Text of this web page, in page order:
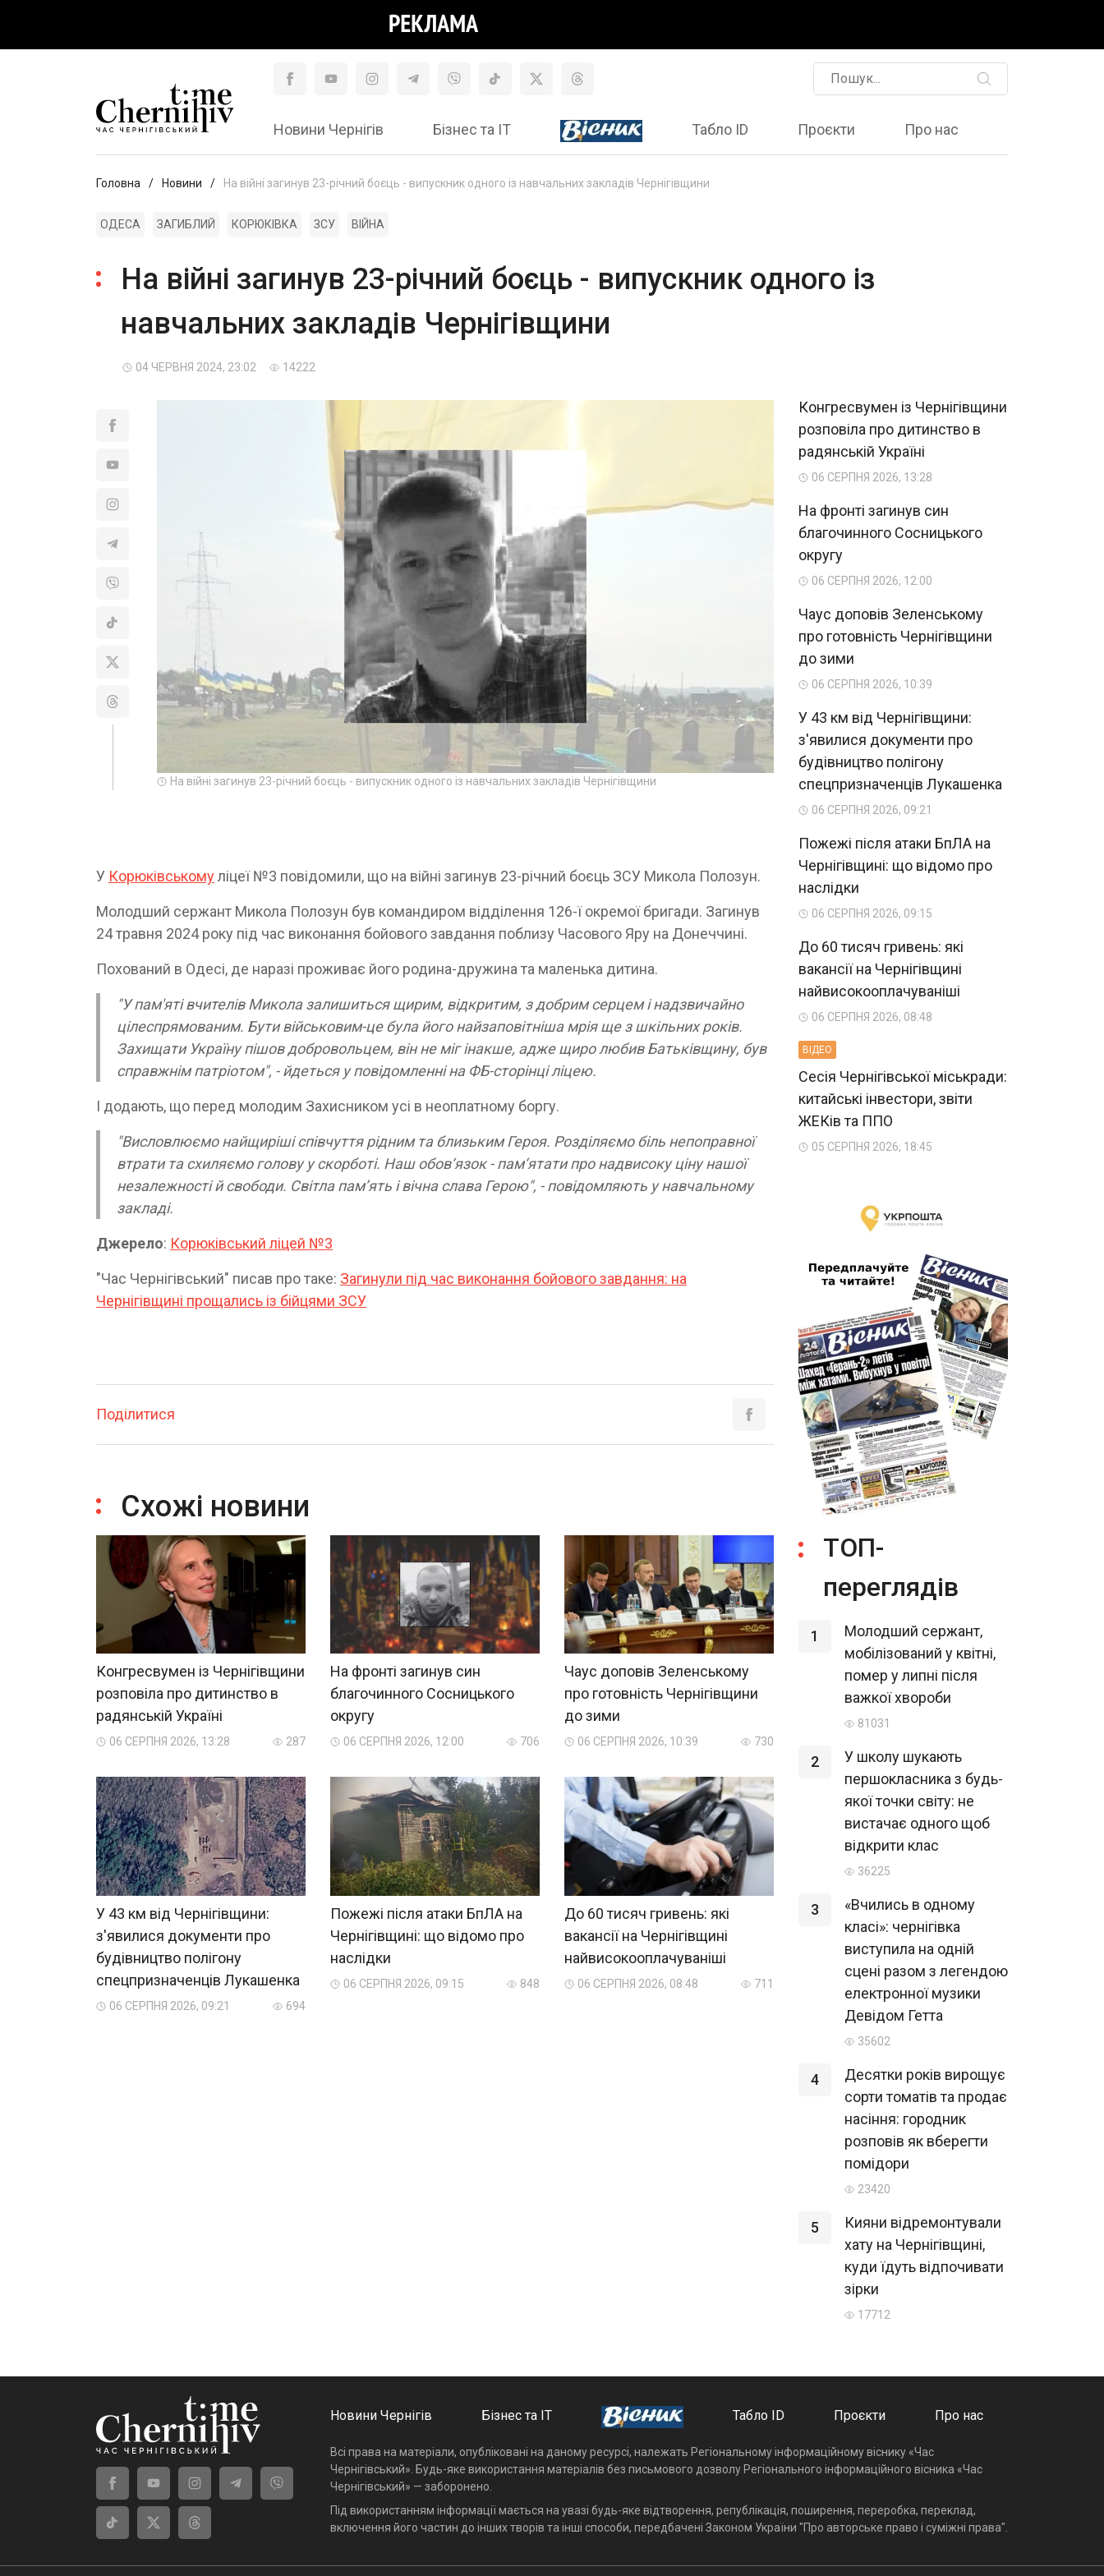
Новини Чернігів Бізнес та ІТ Табло ID Проєкти Про нас
Головна Новини На війні загинув 23-річний боєць - випускник одного із навчальних закладів Чернігівщини
ОДЕСА ЗАГИБЛИЙ КОРЮКІВКА ЗСУ ВІЙНА
На війні загинув 23-річний боєць - випускник одного із
навчальних закладів Чернігівщини
04 ЧЕРВНЯ 2024, 23:02 14222
На війні загинув 23-річний боєць - випускник одного із навчальних закладів Чернігівщини
У Корюківськомуліцеї №3 повідомили, що на війні загинув 23-річний боєць ЗСУ Микола Полозун.
Молодший сержант Микола Полозун був командиром відділення 126-ї окремої бригади. Загинув
24 травня 2024 року під час виконання бойового завдання поблизу Часового Яру на Донеччині.
Похований в Одесі, де наразі проживає його родина-дружина та маленька дитина.
"У пам'яті вчителів Микола залишиться щирим, відкритим, з добрим серцем і надзвичайно
цілеспрямованим. Бути військовим-це була його найзаповітніша мрія ще з шкільних років.
Захищати Україну пішов добровольцем, він не міг інакше, адже щиро любив Батьківщину, був
справжнім патріотом", - йдеться у повідомленні на ФБ-сторінці ліцею.
І додають, що перед молодим Захисником усі в неоплатному боргу.
"Висловлюємо найщиріші співчуття рідним та близьким Героя. Розділяємо біль непоправної
втрати та схиляємо голову у скорботі. Наш обов‘язок - пам‘ятати про надвисоку ціну нашої
незалежності й свободи. Світла пам’ять і вічна слава Герою", - повідомляють у навчальному
закладі.
Джерело: Корюківський ліцей №3
"Час Чернігівський" писав про таке: Загинули під час виконання бойового завдання: на
Чернігівщині прощались із бійцями ЗСУ
Поділитися
Схожі новини
Конгресвумен із Чернігівщини
розповіла про дитинство в
радянській Україні
06 СЕРПНЯ 2026, 13:28 287
На фронті загинув син
благочинного Сосницького
округу
06 СЕРПНЯ 2026, 12:00 706
Чаус доповів Зеленському
про готовність Чернігівщини
до зими
06 СЕРПНЯ 2026, 10:39 730
У 43 км від Чернігівщини:
з'явилися документи про
будівництво полігону
спецпризначенців Лукашенка
06 СЕРПНЯ 2026, 09:21 694
Пожежі після атаки БпЛА на
Чернігівщині: що відомо про
наслідки
06 СЕРПНЯ 2026, 09:15 848
До 60 тисяч гривень: які
вакансії на Чернігівщині
найвисокооплачуваніші
06 СЕРПНЯ 2026, 08:48 711
Конгресвумен із Чернігівщини
розповіла про дитинство в
радянській Україні
06 СЕРПНЯ 2026, 13:28
На фронті загинув син
благочинного Сосницького
округу
06 СЕРПНЯ 2026, 12:00
Чаус доповів Зеленському
про готовність Чернігівщини
до зими
06 СЕРПНЯ 2026, 10:39
У 43 км від Чернігівщини:
з'явилися документи про
будівництво полігону
спецпризначенців Лукашенка
06 СЕРПНЯ 2026, 09:21
Пожежі після атаки БпЛА на
Чернігівщині: що відомо про
наслідки
06 СЕРПНЯ 2026, 09:15
До 60 тисяч гривень: які
вакансії на Чернігівщині
найвисокооплачуваніші
06 СЕРПНЯ 2026, 08:48
ВIДЕО
Сесія Чернігівської міськради:
китайські інвестори, звіти
ЖЕКів та ППО
05 СЕРПНЯ 2026, 18:45
ТОП-
переглядів
1
Молодший сержант,
мобілізований у квітні,
помер у липні після
важкої хвороби
81031
2
У школу шукають
першокласника з будь-
якої точки світу: не
вистачає одного щоб
відкрити клас
36225
3
«Вчились в одному
класі»: чернігівка
виступила на одній
сцені разом з легендою
електронної музики
Девідом Гетта
35602
4
Десятки років вирощує
сорти томатів та продає
насіння: городник
розповів як вберегти
помідори
23420
5
Кияни відремонтували
хату на Чернігівщині,
куди їдуть відпочивати
зірки
17712
Новини Чернігів Бізнес та ІТ Табло ID Проєкти Про нас
Всі права на матеріали, опубліковані на даному ресурсі, належать Регіональному інформаційному віснику «Час
Чернігівський». Будь-яке використання матеріалів без письмового дозволу Регіонального інформаційного вісника «Час
Чернігівський» — заборонено.
Під використанням інформації мається на увазі будь-яке відтворення, републікація, поширення, переробка, переклад,
включення його частин до інших творів та інші способи, передбачені Законом України "Про авторське право і суміжні права".